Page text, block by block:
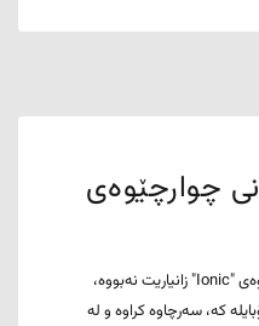
چوارچێوەی
پێشەکی گەر پێشتر لەبارەی چوارچێوەی "Ionic" زانیاریت نەبووە،
کە، سەرچاوە کراوە و لە